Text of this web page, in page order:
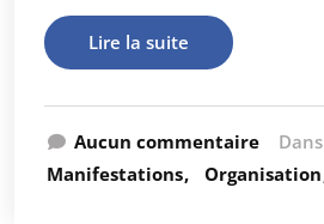
Lire la suite
Aucun commentaire Dans
Manifestations
Organisation